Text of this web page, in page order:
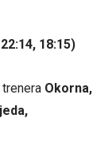
18:15)
Okorna,